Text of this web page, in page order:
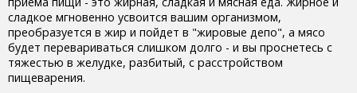
сладкое мгновенно усвоится вашим организмом,
преобразуется в жир и пойдет в "жировые депо", а мясо
будет перевариваться слишком долго - и вы проснетесь с
тяжестью в желудке, разбитый, с расстройством
пищеварения.